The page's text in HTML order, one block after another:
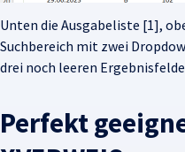
Unten die Ausgabeliste [1],
Suchbereich mit zwei
drei noch leeren
Perfekt